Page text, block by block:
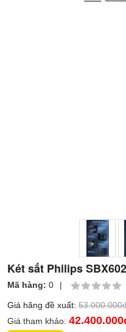
Két sắt Philips
Mã hàng: 0 |
Giá hãng đề xuất:
Giá tham khảo: 42.400.000